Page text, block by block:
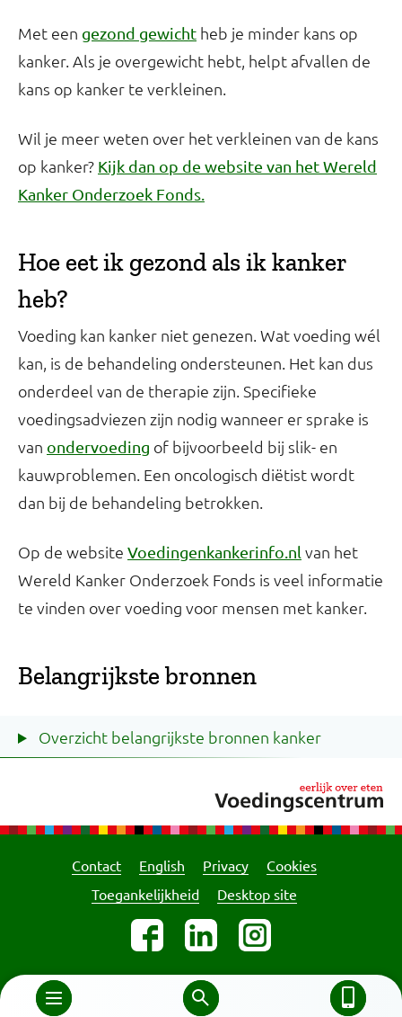
Met een gezond gewicht heb je minder kans op
kanker. Als je overgewicht hebt, helpt afvallen de
kans op kanker te verkleinen.
Wil je meer weten over het verkleinen van de kans
op kanker? Kijk dan op de website van het Wereld
Kanker Onderzoek Fonds.
Hoe eet ik gezond als ik kanker
heb?
Voeding kan kanker niet genezen. Wat voeding wél
kan, is de behandeling ondersteunen. Het kan dus
onderdeel van de therapie zijn. Specifieke
voedingsadviezen zijn nodig wanneer er sprake is
van ondervoeding of bijvoorbeeld bij slik- en
kauwproblemen. Een oncologisch diëtist wordt
dan bij de behandeling betrokken.
Op de website Voedingenkankerinfo.nl van het
Wereld Kanker Onderzoek Fonds is veel informatie
te vinden over voeding voor mensen met kanker.
Belangrijkste bronnen
Overzicht belangrijkste bronnen kanker
Contact English Privacy
Cookies
Toegankelijkheid
Desktop site